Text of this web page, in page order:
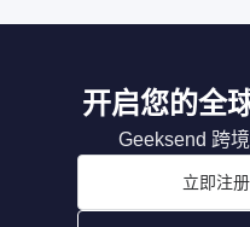
开启您的全
Geeksend 跨
立即注